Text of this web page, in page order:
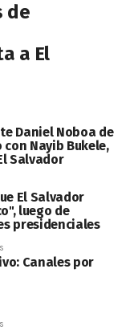
de
a El
Daniel Noboa de
Nayib Bukele,
Salvador
El Salvador
luego de
presidenciales
Canales por